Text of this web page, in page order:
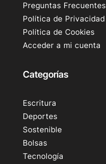
Preguntas Frecuentes
Política de Privacidad
Política de Cookies
Acceder a mi cuenta
Categorías
Escritura
Deportes
Sostenible
Bolsas
Tecnología